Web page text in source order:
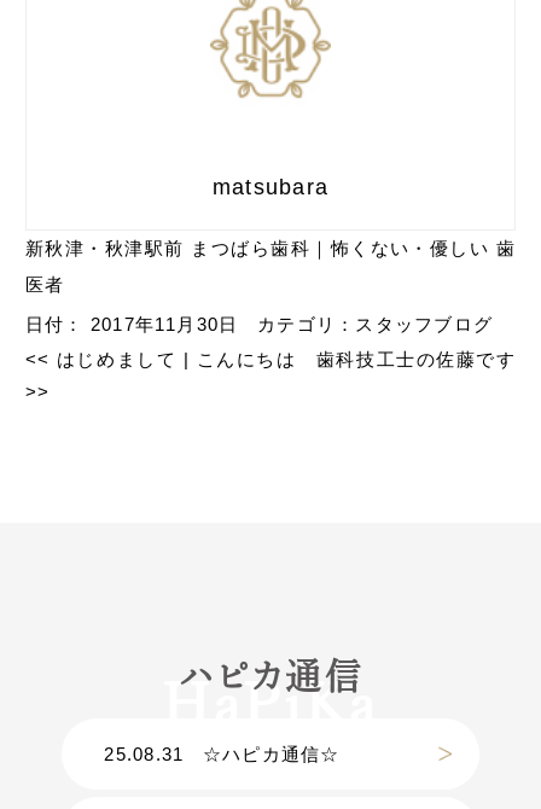
matsubara
新秋津・秋津駅前 まつばら歯科｜怖くない・優しい 歯
医者
日付： 2017年11月30日 カテゴリ： スタッフブログ
<< はじめまして | こんにちは 歯科技工士の佐藤です
>>
ハピカ通信
25.08.31 ☆ハピカ通信☆